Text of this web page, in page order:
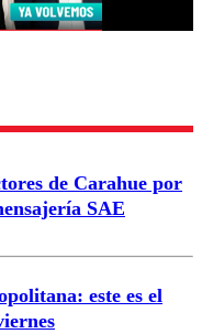
Enviar comentario
de Carahue por
SAE
este es el